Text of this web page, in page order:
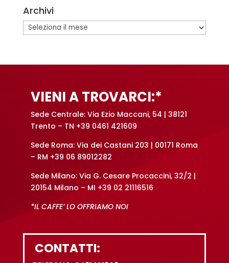
r
n
a
Archivi
Archivi
VIENI A TROVARCI:*
Sede Centrale: Via Ezio Maccani, 54 | 38121
Trento – TN +39 0461 421609
Sede Roma: Via dei Castani 203 | 00171 Roma
– RM +39 06 89012282
Sede Milano: Via G. Cesare Procaccini, 32/2 |
20154 Milano – MI +39 02 21116516
*IL CAFFE’ LO OFFRIAMO NOI
CONTATTI: